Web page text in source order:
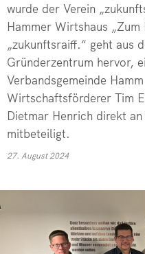
wurde der Verein
Hammer Wirtshaus „Zum
„zukunftsraiff.“ geht aus
Gründerzentrum hervor,
Verbandsgemeinde
Wirtschaftsförderer Tim
Dietmar Henrich direkt
mitbeteiligt.
27. August 2024